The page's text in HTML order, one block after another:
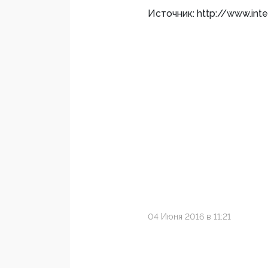
Источник: http://
04 Июня 2016 в 11:21